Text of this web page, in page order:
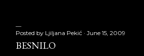
Posted by Ljiljana Pekić June 15, 2009
BESNILO